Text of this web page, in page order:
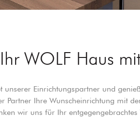
WOLF Haus
Einrichtungspartner und
Ihre Wunscheinrichtung mit
wir uns für Ihr entgegengebrachtes